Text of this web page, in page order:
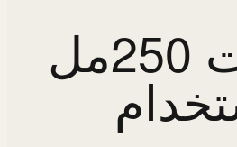
اختيارات 250مل